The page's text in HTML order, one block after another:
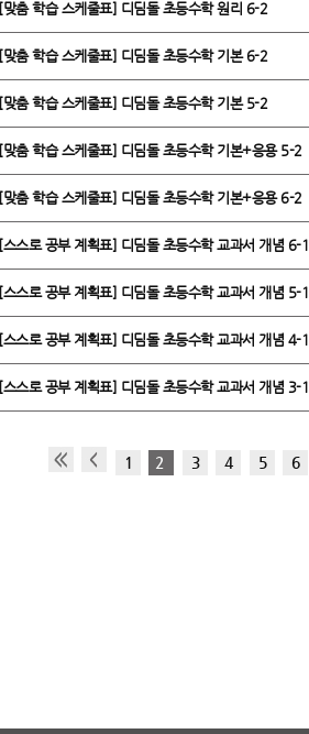
[맞춤 학습 스케줄표] 디딤돌 초등수학 원리 6-2
[맞춤 학습 스케줄표] 디딤돌 초등수학 기본 6-2
[맞춤 학습 스케줄표] 디딤돌 초등수학 기본 5-2
[맞춤 학습 스케줄표] 디딤돌 초등수학 기본+응용 5-2
[맞춤 학습 스케줄표] 디딤돌 초등수학 기본+응용 6-2
[스스로 공부 계획표] 디딤돌 초등수학 교과서 개념 6-1
[스스로 공부 계획표] 디딤돌 초등수학 교과서 개념 5-1
[스스로 공부 계획표] 디딤돌 초등수학 교과서 개념 4-1
[스스로 공부 계획표] 디딤돌 초등수학 교과서 개념 3-1
1 2 3 4 5 6